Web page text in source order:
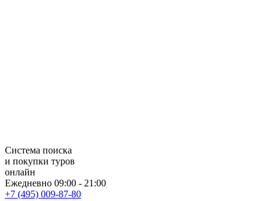
Система поиска
и покупки туров
онлайн
Ежедневно 09:00 - 21:00
+7 (495) 009-87-80